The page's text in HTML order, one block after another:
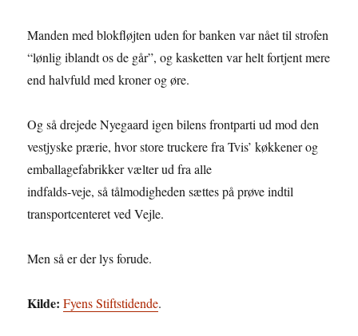
Manden med blokfløjten uden for banken var nået til strofen
“lønlig iblandt os de går”, og kasketten var helt fortjent mere
end halvfuld med kroner og øre.
Og så drejede Nyegaard igen bilens frontparti ud mod den
vestjyske prærie, hvor store truckere fra Tvis’ køkkener og
emballagefabrikker vælter ud fra alle
indfalds-veje, så tålmodigheden sættes på prøve indtil
transportcenteret ved Vejle.
Men så er der lys forude.
Kilde: Fyens Stiftstidende.